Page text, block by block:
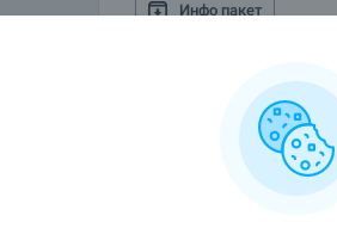
Инфо пакет
Галерея